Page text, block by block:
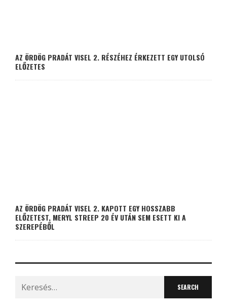
AZ ÖRDÖG PRADÁT VISEL 2. RÉSZÉHEZ ÉRKEZETT EGY UTOLSÓ
ELŐZETES
AZ ÖRDÖG PRADÁT VISEL 2. KAPOTT EGY HOSSZABB
ELŐZETEST, MERYL STREEP 20 ÉV UTÁN SEM ESETT KI A
SZEREPÉBŐL
Search
for: